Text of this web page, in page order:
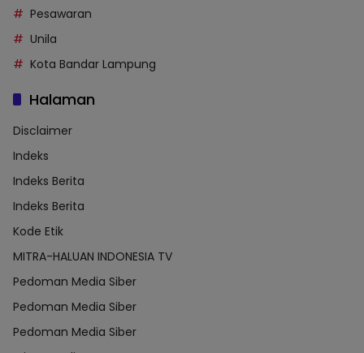
Pesawaran
Unila
Kota Bandar Lampung
Halaman
Disclaimer
Indeks
Indeks Berita
Indeks Berita
Kode Etik
MITRA-HALUAN INDONESIA TV
Pedoman Media Siber
Pedoman Media Siber
Pedoman Media Siber